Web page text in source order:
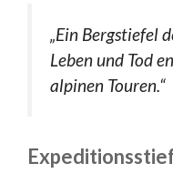
„Ein Bergstiefel
Leben und Tod
alpinen Touren.“